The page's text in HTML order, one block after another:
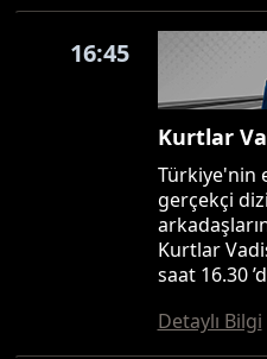
16:45
Kurtlar
Türkiye'nin
gerçekçi
Kurtlar
saat 16.30
Detaylı Bilgi